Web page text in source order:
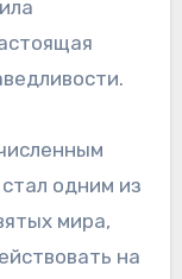
одним из
мира,
на